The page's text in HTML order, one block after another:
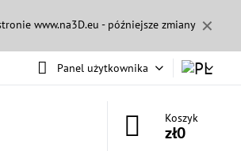
✕
www.na3D.eu - późniejsze zmiany
Panel użytkownika
Koszyk
zł0